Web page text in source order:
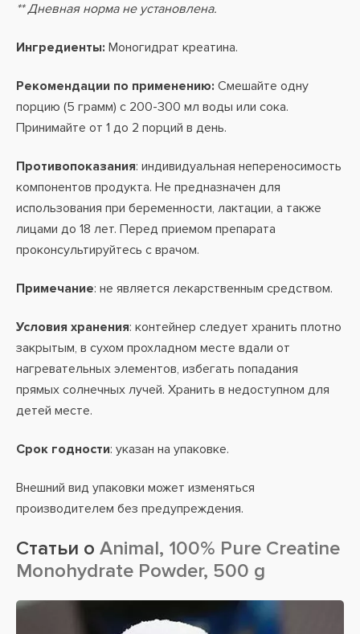
** Дневная норма не установлена.
Ингредиенты: Моногидрат креатина.
Рекомендации по применению: Смешайте одну
порцию (5 грамм) с 200-300 мл воды или сока.
Принимайте от 1 до 2 порций в день.
Противопоказания: индивидуальная непереносимость
компонентов продукта. Не предназначен для
использования при беременности, лактации, а также
лицами до 18 лет. Перед приемом препарата
проконсультируйтесь с врачом.
Примечание: не является лекарственным средством.
Условия хранения: контейнер следует хранить плотно
закрытым, в сухом прохладном месте вдали от
нагревательных элементов, избегать попадания
прямых солнечных лучей. Хранить в недоступном для
детей месте.
Срок годности: указан на упаковке.
Внешний вид упаковки может изменяться
производителем без предупреждения.
Статьи о Animal, 100% Pure Creatine
Monohydrate Powder, 500 g